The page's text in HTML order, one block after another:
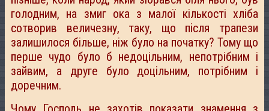
голодним, на змиг ока з малої кількості хліба
сотворив величезну, таку, що після трапези
залишилося більше, ніж було на початку? Тому що
перше чудо було б недоцільним, непотрібним і
зайвим, а друге було доцільним, потрібним і
доречним.